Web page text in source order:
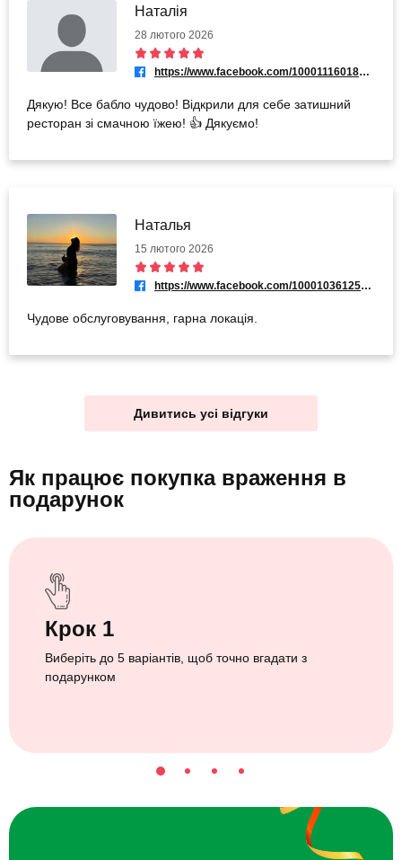
Наталія
28 лютого 2026
https://www.facebook.com/100011160189503
Дякую! Все бабло чудово! Відкрили для себе затишний
ресторан зі смачною їжею! 👍 Дякуємо!
Наталья
15 лютого 2026
https://www.facebook.com/100010361252531
Чудове обслуговування, гарна локація.
Дивитись усі відгуки
Як працює покупка враження в
подарунок
Крок 1
Виберіть до 5 варіантів, щоб точно вгадати з
подарунком